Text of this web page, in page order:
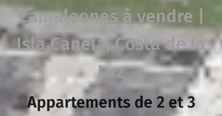
Camaleones à vendre |
Isla Canela, Costa de la
Luz
Appartements de 2 et 3